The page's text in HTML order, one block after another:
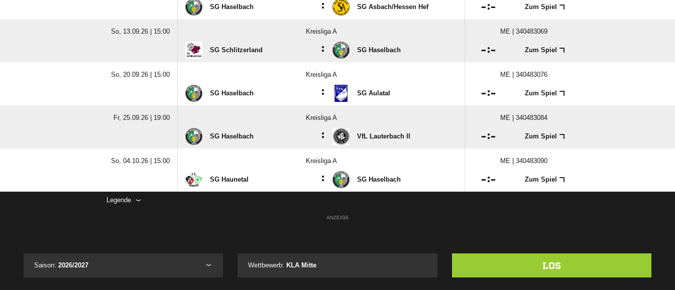
SG Haselbach : SG Asbach/​Hessen Hef : Zum Spiel
So, 13.09.26 | 15:00 Kreisliga A ME | 340483069
SG Schlitzerland : SG Haselbach : Zum Spiel
So, 20.09.26 | 15:00 Kreisliga A ME | 340483076
SG Haselbach : SG Aulatal : Zum Spiel
Fr, 25.09.26 | 19:00 Kreisliga A ME | 340483084
SG Haselbach : VfL Lauterbach II : Zum Spiel
So, 04.10.26 | 15:00 Kreisliga A ME | 340483090
SG Haunetal : SG Haselbach : Zum Spiel
Legende
ANZEIGE
Saison: 2026/2027 Wettbewerb: KLA Mitte LOS